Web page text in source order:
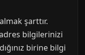
şarttır.
bilgilerinizi
birine bilgi